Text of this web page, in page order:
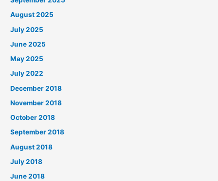
August 2025
July 2025
June 2025
May 2025
July 2022
December 2018
November 2018
October 2018
September 2018
August 2018
July 2018
June 2018